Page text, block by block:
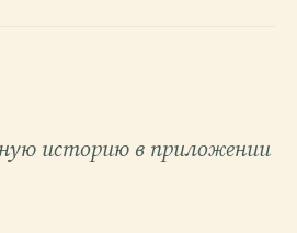
историю в приложении